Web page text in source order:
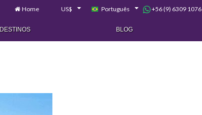
Home US$ Português +56 (9) 6309 1076
DESTINOS BLOG